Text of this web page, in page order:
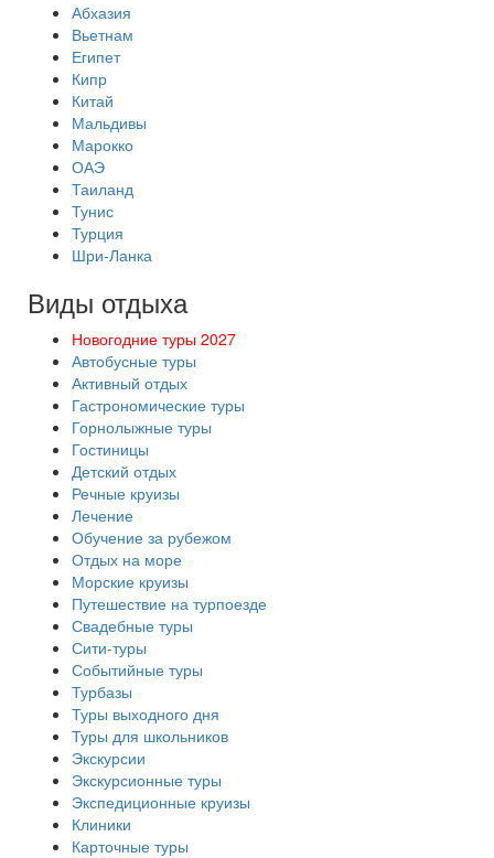
Абхазия
Вьетнам
Египет
Кипр
Китай
Мальдивы
Марокко
ОАЭ
Таиланд
Тунис
Турция
Шри-Ланка
Виды отдыха
Новогодние туры 2027
Автобусные туры
Активный отдых
Гастрономические туры
Горнолыжные туры
Гостиницы
Детский отдых
Речные круизы
Лечение
Обучение за рубежом
Отдых на море
Морские круизы
Путешествие на турпоезде
Свадебные туры
Сити-туры
Событийные туры
Турбазы
Туры выходного дня
Туры для школьников
Экскурсии
Экскурсионные туры
Экспедиционные круизы
Клиники
Карточные туры